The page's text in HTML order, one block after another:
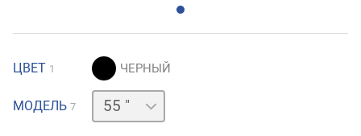
ЦВЕТ 1
МОДЕЛЬ 7
50 "65 " 85 "